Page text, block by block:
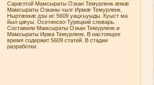
Сарæзтой Мамсыраты Озкан Темурленк æмæ
Мамсыраты Озканы чызг Ирмæ Темурленк.
Ныртæккæ дзы ис 5609 уацхъуыды. Куыст ма
йыл цæуы. Осетинско-Турецкий словарь.
Составили Мамсыраты Озкан Темурленк и
Мамсыраты Ирма Темурленк. В настоящее
время содержит 5609 статей. В стадии
разработки.